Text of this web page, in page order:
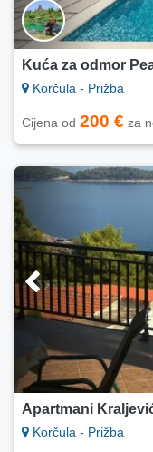
Kuća za odmor
Korčula - Prižba
Cijena od 200 € za
Apartmani
Korčula - Prižba